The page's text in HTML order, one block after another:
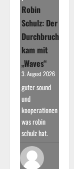
Robin
Schulz: Der
Durchbruch
kam mit
„Waves“
3. August 2026
guter sound
und
kooperationen
was robin
schulz hat.